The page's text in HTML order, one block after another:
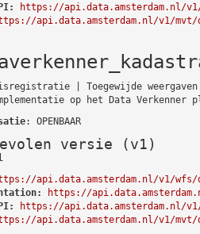
https://api.data.amsterdam.nl/v1/
api.data.amsterdam.nl/v1/mvt/
| Toegewijde
op het Data Verkenner
: OPENBAAR
versie (v1)
api.data.amsterdam.nl/v1/wfs/
https://
https://api.data.amsterdam.nl/
api.data.amsterdam.nl/v1/